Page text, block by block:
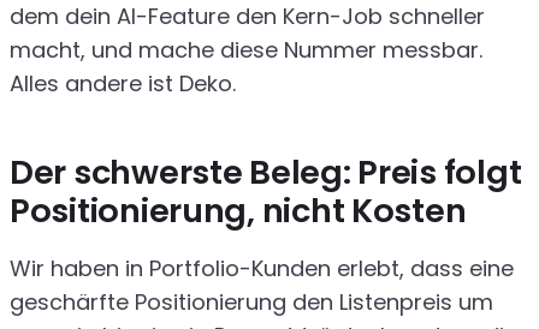
dem dein AI-Feature den Kern-Job schneller
macht, und mache diese Nummer messbar.
Alles andere ist Deko.
Der schwerste Beleg: Preis folgt
Positionierung, nicht Kosten
Wir haben in Portfolio-Kunden erlebt, dass eine
geschärfte Positionierung den Listenpreis um